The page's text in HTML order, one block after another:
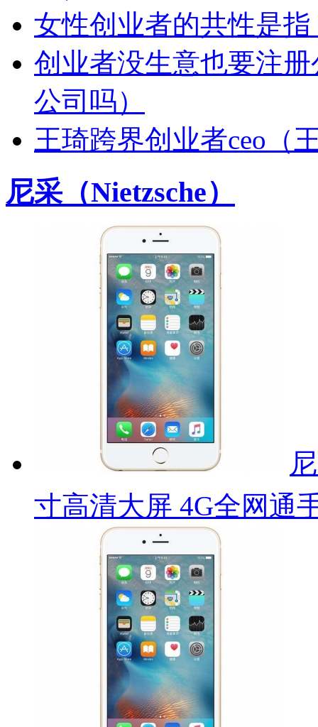
女性创业者的共性是
创业者没生意也要注
公司吗）
王琦跨界创业者ceo（
尼采（Nietzsche）
寸高清大屏 4G全网通